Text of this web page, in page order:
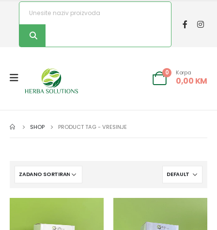
0 Korpa
0,00 KM
SHOP PRODUCT TAG - VRESINJE